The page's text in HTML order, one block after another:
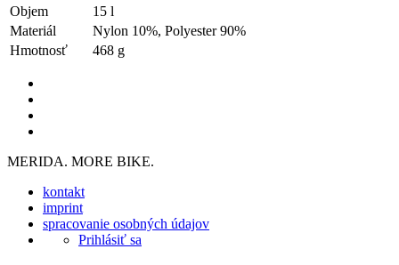
Objem
15 l
Materiál
Nylon 10%, Polyester 90%
Hmotnosť
468 g
MERIDA. MORE BIKE.
kontakt
imprint
spracovanie osobných údajov
Prihlásiť sa